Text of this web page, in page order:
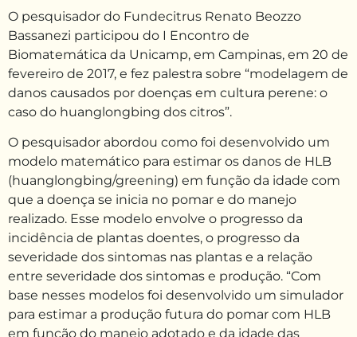
O pesquisador do Fundecitrus Renato Beozzo
Bassanezi participou do I Encontro de
Biomatemática da Unicamp, em Campinas, em 20 de
fevereiro de 2017, e fez palestra sobre “modelagem de
danos causados por doenças em cultura perene: o
caso do huanglongbing dos citros”.
O pesquisador abordou como foi desenvolvido um
modelo matemático para estimar os danos de HLB
(huanglongbing/greening) em função da idade com
que a doença se inicia no pomar e do manejo
realizado. Esse modelo envolve o progresso da
incidência de plantas doentes, o progresso da
severidade dos sintomas nas plantas e a relação
entre severidade dos sintomas e produção. “Com
base nesses modelos foi desenvolvido um simulador
para estimar a produção futura do pomar com HLB
em função do manejo adotado e da idade das